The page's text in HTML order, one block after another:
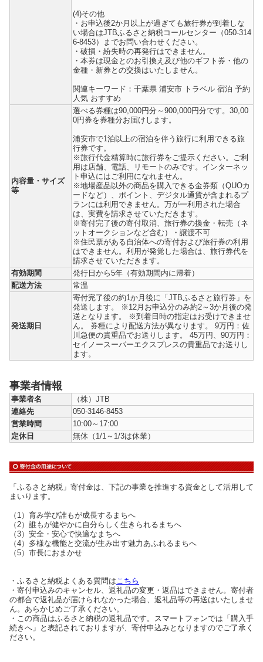
(4)その他
・お申込後2か月以上が過ぎても旅行券が到着しな
い場合はJTBふるさと納税コールセンター（050-314
6-8453）までお問い合わせください。
・破損・紛失時の再発行はできません。
・本券は現金とのお引換え及び他のギフト券・他の
金種・新券との交換はいたしません。
関連キーワード：千葉県 浦安市 トラベル 宿泊 予約
人気 おすすめ
内容量・サイズ
等
選べる券種は90,000円分～900,000円分です。30,00
0円券を券種分お届けします。
浦安市で1泊以上の宿泊を伴う旅行に利用できる旅
行券です。
※旅行代金精算時に旅行券をご提示ください。ご利
用は店舗、電話、リモートのみです。インターネッ
ト申込にはご利用になれません。
※地場産品以外の商品を購入できる金券類（QUOカ
ードなど）、ポイント、デジタル通貨が含まれるプ
ランには利用できません。万が一利用された場合
は、実費を請求させていただきます。
※寄付完了後の寄付取消、旅行券の換金・転売（ネ
ットオークションなど含む）・譲渡不可
※住民票がある自治体への寄付および旅行券の利用
はできません。利用が発覚した場合は、旅行券代を
請求させていただきます。
有効期間
発行日から5年（有効期間内に帰着）
配送方法
常温
発送期日
寄付完了後の約1か月後に「JTBふるさと旅行券」を
発送します。 ※12月お申込分のみ約2～3か月後の発
送となります。 ※到着日時の指定はお受けできませ
ん。 券種により配送方法が異なります。 9万円：佐
川急便の貴重品でお送りします。 45万円、90万円：
セイノースーパーエクスプレスの貴重品でお送りし
ます。
事業者情報
事業者名
（株）JTB
連絡先
050-3146-8453
営業時間
10:00～17:00
定休日
無休（1/1～1/3は休業）
「ふるさと納税」寄付金は、下記の事業を推進する資金として活用して
まいります。
（1）育み学び誰もが成長するまちへ
（2）誰もが健やかに自分らしく生きられるまちへ
（3）安全・安心で快適なまちへ
（4）多様な機能と交流が生み出す魅力あふれるまちへ
（5）市長におまかせ
・ふるさと納税よくある質問は こちら
・寄付申込みのキャンセル、返礼品の変更・返品はできません。寄付者
の都合で返礼品が届けられなかった場合、返礼品等の再送はいたしませ
ん。あらかじめご了承ください。
・この商品はふるさと納税の返礼品です。スマートフォンでは「購入手
続きへ」と表記されておりますが、寄付申込みとなりますのでご了承く
ださい。